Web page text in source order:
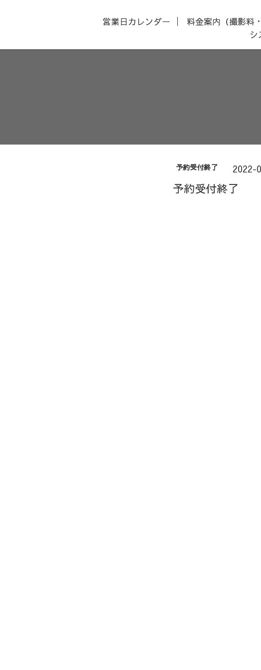
営業日カレンダー 料金案内（撮影料
シ
予約受付終了 2022-
予約受付終了